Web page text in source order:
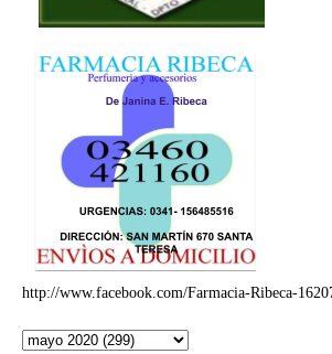
http://www.facebook.com/Farmacia-Ribeca-